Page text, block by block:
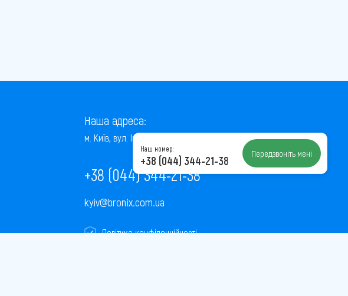
Наша адреса:
м. Київ, вул. Інститутська, 22/7, оф. 41
+38 (044) 344-21-38
kyiv@bronix.com.ua
Політика конфіденційності
Наш номер:
+38 (044) 344-21-38 Передзвоніть мені